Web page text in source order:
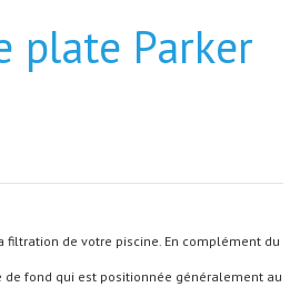
plate Parker
de votre piscine. En complément du
fond qui est positionnée généralement au